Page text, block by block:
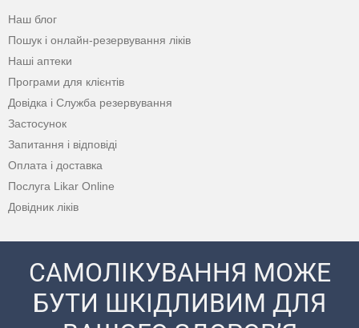
Наш блог
Пошук і онлайн-резервування ліків
Наші аптеки
Програми для клієнтів
Довідка і Служба резервування
Застосунок
Запитання і відповіді
Оплата і доставка
Послуга Likar Online
Довідник ліків
САМОЛІКУВАННЯ МОЖЕ
БУТИ ШКІДЛИВИМ ДЛЯ